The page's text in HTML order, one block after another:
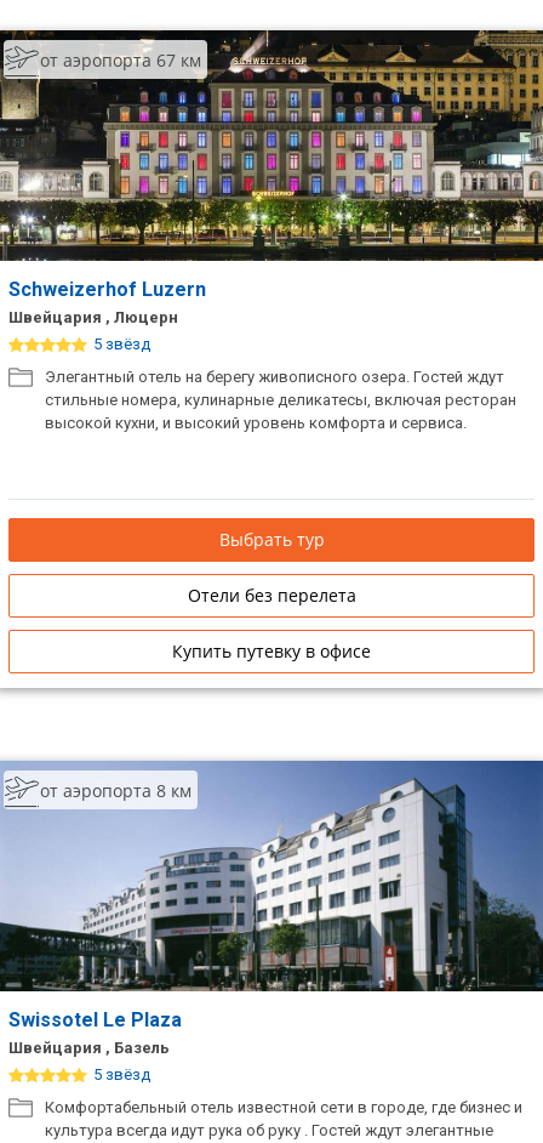
от аэропорта 67 км
Schweizerhof Luzern
Швейцария , Люцерн
5 звёзд
Элегантный отель на берегу живописного озера. Гостей ждут
стильные номера, кулинарные деликатесы, включая ресторан
высокой кухни, и высокий уровень комфорта и сервиса.
Выбрать тур
Отели без перелета
Купить путевку в офисе
от аэропорта 8 км
Swissotel Le Plaza
Швейцария , Базель
5 звёзд
Комфортабельный отель известной сети в городе, где бизнес и
культура всегда идут рука об руку . Гостей ждут элегантные